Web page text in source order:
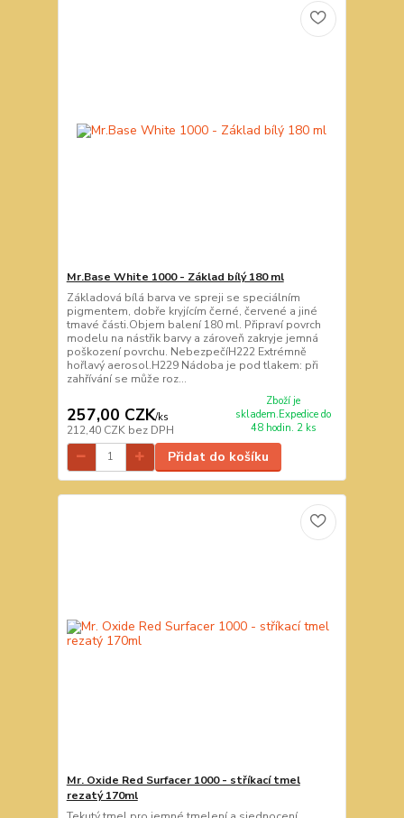
Mr.Base White 1000 - Základ bílý 180 ml
Základová bílá barva ve spreji se speciálním
pigmentem, dobře kryjícím černé, červené a jiné
tmavé části.Objem balení 180 ml. Připraví povrch
modelu na nástřik barvy a zároveň zakryje jemná
poškození povrchu. NebezpečíH222 Extrémně
hořlavý aerosol.H229 Nádoba je pod tlakem: při
zahřívání se může roz...
257,00 CZK/ks
212,40 CZK bez DPH
Zboží je
skladem.Expedice do
48 hodin. 2 ks
Přidat do košíku
Mr. Oxide Red Surfacer 1000 - stříkací tmel
rezatý 170ml